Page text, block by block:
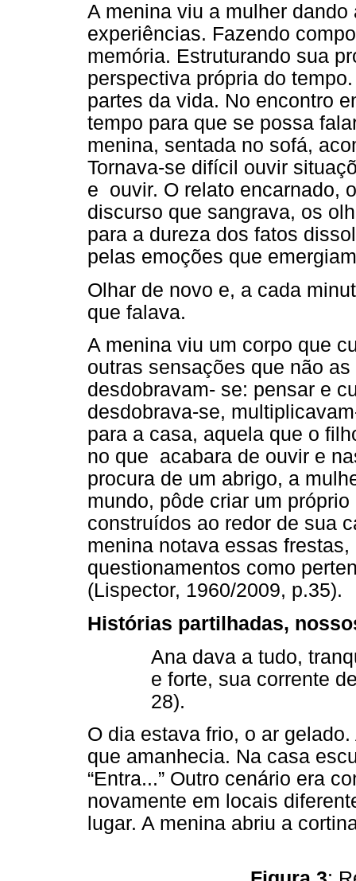
A menina viu a mulher
experiências. Fazendo
memória. Estruturando sua
perspectiva própria do
partes da vida. No encontro
tempo para que se possa
menina, sentada no sofá,
Tornava-se difícil ouvir
e ouvir. O relato encarnado,
discurso que sangrava, os
para a dureza dos fatos
pelas emoções que
Olhar de novo e, a cada
que falava.
A menina viu um corpo que
outras sensações que não
desdobravam- se: pensar e
desdobrava-se,
para a casa, aquela que o
no que acabara de ouvir e
procura de um abrigo, a
mundo, pôde criar um
construídos ao redor de sua
menina notava essas
questionamentos como
(Lispector, 1960/2009, p.35).
Histórias partilhadas,
Ana dava a tudo,
e forte, sua corrente
28).
O dia estava frio, o ar
que amanhecia. Na casa
“Entra...” Outro cenário era
novamente em locais
lugar. A menina abriu a